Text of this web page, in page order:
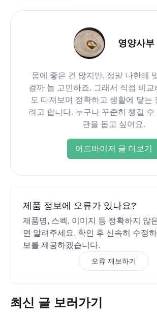
영양사부
몸에 좋은 건 많지만, 정말 나한테
걸까 늘 고민하죠. 그래서 직접 비교
도 따져보며 정확하고 생활에 닿는
려고 합니다. 누구나 꾸준히 챙길 수
관을 돕고 싶어요.
어드바이저 글 더보기
제품 정보에 오류가 있나요?
제품명, 스펙, 이미지 등 정확하지 않
면 알려주세요. 확인 후 신속히 수정
보를 제공하겠습니다.
오류 제보하기
최신 글 보러가기